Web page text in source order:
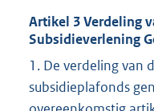
Artikel 3 Verdeling
Subsidieverlening
1. De verdeling van
subsidieplafonds